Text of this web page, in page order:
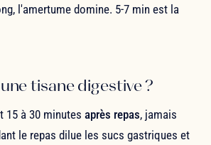
l'amertume domine. 5-7 min est la
tisane digestive ?
15 à 30 minutes après repas, jamais
le repas dilue les sucs gastriques et